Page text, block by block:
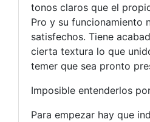
tonos claros que el
Pro y su funcionamiento
satisfechos. Tiene
cierta textura lo que
temer que sea pronto
Imposible entenderlos
Para empezar hay que